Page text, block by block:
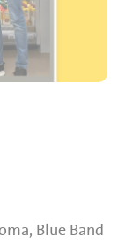
Blue Band